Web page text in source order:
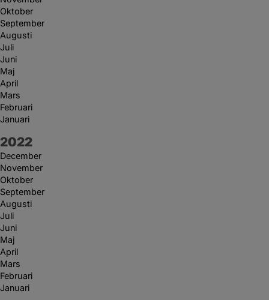
Oktober
September
Augusti
Juli
Juni
Maj
April
Mars
Februari
Januari
År:
2022
December
November
Oktober
September
Augusti
Juli
Juni
Maj
April
Mars
Februari
Januari